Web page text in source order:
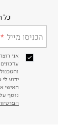
כל
הכניסו מייל
אני
ידוע
נוסף